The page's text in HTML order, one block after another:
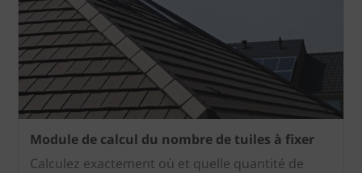
Module de calcul du nombre de tuiles à fixer
Calculez exactement où et quelle quantité de